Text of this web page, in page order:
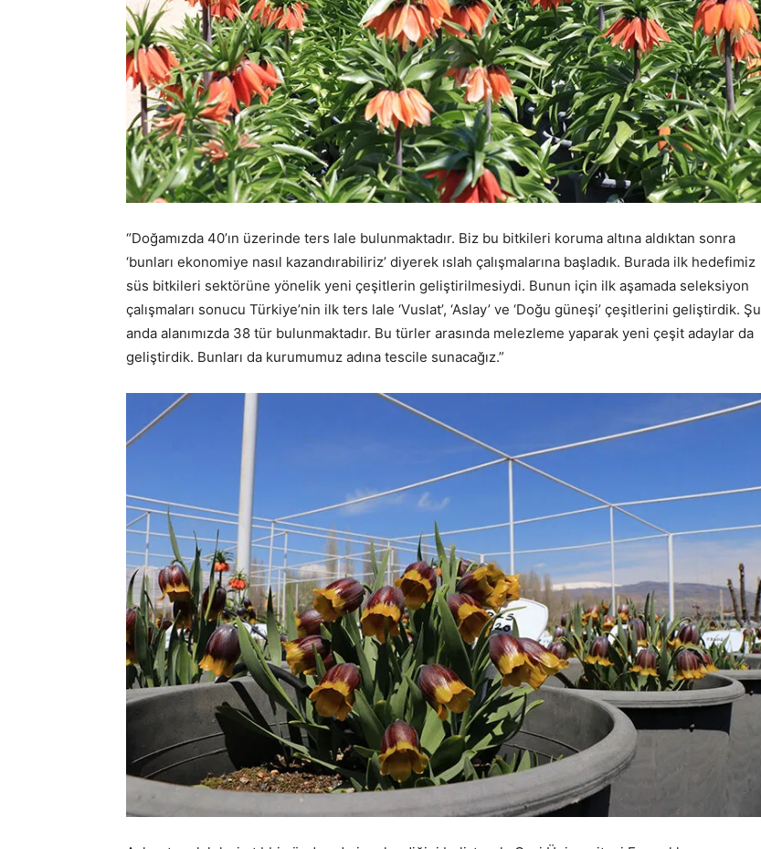
“Doğamızda 40’ın üzerinde ters lale bulunmaktadır. Biz bu bitkileri koruma altına aldıktan sonra
‘bunları ekonomiye nasıl kazandırabiliriz’ diyerek ıslah çalışmalarına başladık. Burada ilk hedefimiz
süs bitkileri sektörüne yönelik yeni çeşitlerin geliştirilmesiydi. Bunun için ilk aşamada seleksiyon
çalışmaları sonucu Türkiye’nin ilk ters lale ‘Vuslat’, ‘Aslay’ ve ‘Doğu güneşi’ çeşitlerini geliştirdik. Şu
anda alanımızda 38 tür bulunmaktadır. Bu türler arasında melezleme yaparak yeni çeşit adaylar da
geliştirdik. Bunları da kurumumuz adına tescile sunacağız.”